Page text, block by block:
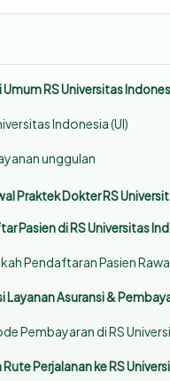
RS Universitas
Indonesia (UI)
unggulan
Praktek Dokter RS
Pasien di RS Universitas
Pendaftaran Pasien
Layanan Asuransi &
Pembayaran di RS
Perjalanan ke RS